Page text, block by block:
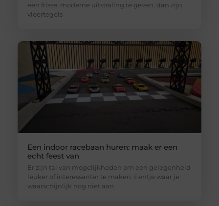
een frisse, moderne uitstraling te geven, dan zijn
vloertegels
Een indoor racebaan huren: maak er een
echt feest van
Er zijn tal van mogelijkheden om een gelegenheid
leuker of interessanter te maken. Eentje waar je
waarschijnlijk nog niet aan